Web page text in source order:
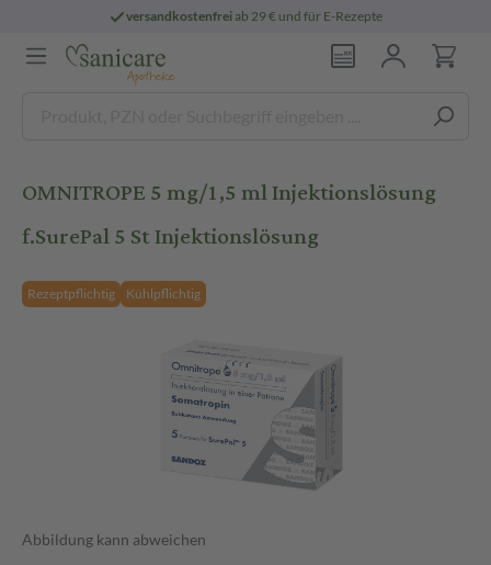
versandkostenfreiab 29 € und für E-Rezepte
OMNITROPE 5 mg/1,5 ml Injektionslösung
f.SurePal 5 St Injektionslösung
Rezeptpflichtig Kühlpflichtig
Abbildung kann abweichen